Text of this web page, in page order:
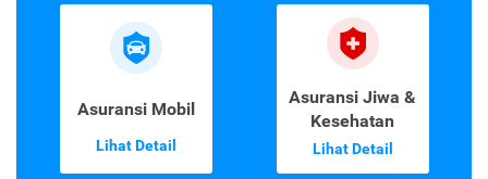
Asuransi Mobil
Lihat Detail
Asuransi Jiwa &
Kesehatan
Lihat Detail